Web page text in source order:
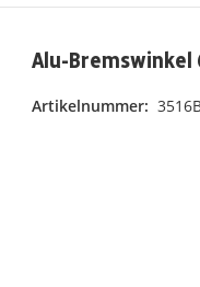
Alu-Bremswinkel
Artikelnummer: